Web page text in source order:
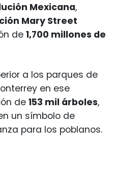
Mexicana,
Mary Street
de 1,700 millones de
a los parques de
en ese
de 153 mil árboles,
un símbolo de
para los poblanos.